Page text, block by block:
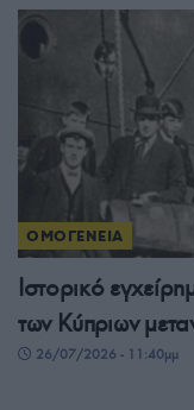
ΟΜΟΓΕΝΕΙΑ
Ιστορικό
των Κύπριων
26/07/2026 - 11:40μμ